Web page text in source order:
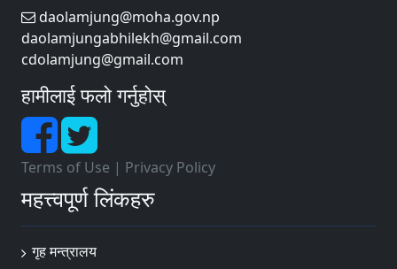
daolamjung@moha.gov.np
daolamjungabhilekh@gmail.com
cdolamjung@gmail.com
हामीलाई फलो गर्नुहोस्
Terms of Use | Privacy Policy
महत्त्वपूर्ण लिंकहरु
गृह मन्त्रालय